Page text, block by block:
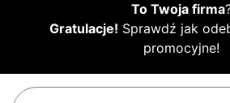
To Twoja firma
Gratulacje! Sprawdź jak
promocyjne!